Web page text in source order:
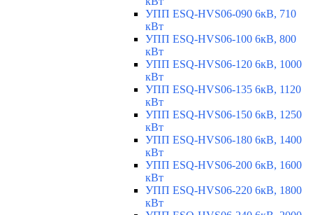
УПП ESQ-HVS06-090 6кВ, 710
кВт
УПП ESQ-HVS06-100 6кВ, 800
кВт
УПП ESQ-HVS06-120 6кВ, 1000
кВт
УПП ESQ-HVS06-135 6кВ, 1120
кВт
УПП ESQ-HVS06-150 6кВ, 1250
кВт
УПП ESQ-HVS06-180 6кВ, 1400
кВт
УПП ESQ-HVS06-200 6кВ, 1600
кВт
УПП ESQ-HVS06-220 6кВ, 1800
кВт